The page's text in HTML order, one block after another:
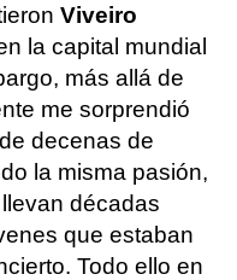
Viveiro
la capital mundial
más allá de
me sorprendió
decenas de
la misma pasión,
décadas
que estaban
Todo ello en